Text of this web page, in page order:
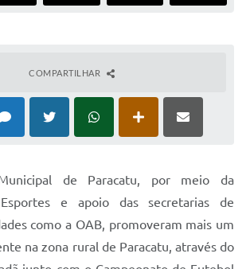
COMPARTILHAR
de Paracatu, por meio da
e apoio das secretarias de
como a OAB, promoveram mais um
na zona rural de Paracatu, através do